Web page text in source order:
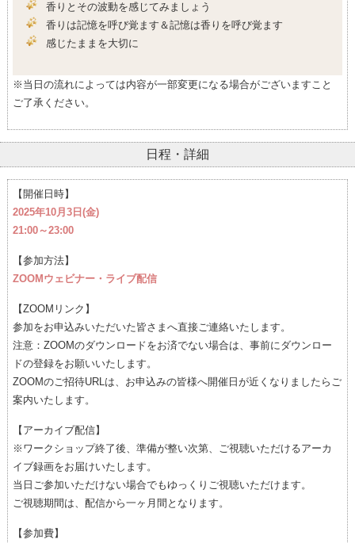
香りとその波動を感じてみましょう
香りは記憶を呼び覚ます＆記憶は香りを呼び覚ます
感じたままを大切に
※当日の流れによっては内容が一部変更になる場合がございますこと
ご了承ください。
日程・詳細
【開催日時】
2025年10月3日(金)
21:00～23:00
【参加方法】
ZOOMウェビナー・ライブ配信
【ZOOMリンク】
参加をお申込みいただいた皆さまへ直接ご連絡いたします。
注意：ZOOMのダウンロードをお済でない場合は、事前にダウンロー
ドの登録をお願いいたします。
ZOOMのご招待URLは、お申込みの皆様へ開催日が近くなりましたらご
案内いたします。
【アーカイブ配信】
※ワークショップ終了後、準備が整い次第、ご視聴いただけるアーカ
イブ録画をお届けいたします。
当日ご参加いただけない場合でもゆっくりご視聴いただけます。
ご視聴期間は、配信から一ヶ月間となります。
【参加費】